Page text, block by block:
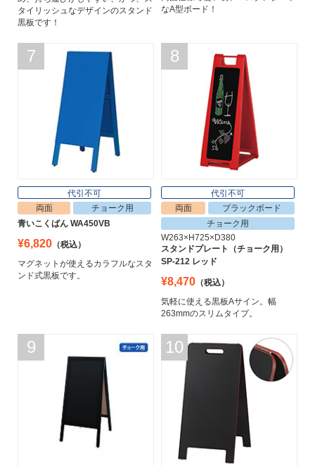
タイリッシュなデザインのスタンド
黒板です！
なA型ボード！
7
代引不可
両面
チョーク用
青いこくばん WA450VB
¥6,820 （税込）
マグネットが使えるカラフルなスタ
ンド式黒板です。
8
代引不可
両面
ブラックボード
チョーク用
W263×H725×D380
スタンドプレート（チョーク用）
SP-212 レッド
¥8,470 （税込）
気軽に使える黒板Aサイン。幅
263mmのスリムタイプ。
9 10